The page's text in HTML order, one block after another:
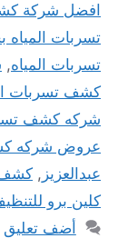
افضل شركة
تسربات المياه
تسربات المياه,
كشف تسربات
شركه كشف
عروض شركه
عبدالعزيز , كشف
كلين برو
أضف تعليق